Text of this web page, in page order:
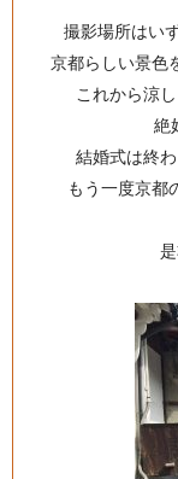
撮影場所はい
京都らしい景色
これから涼
絶
結婚式は終
もう一度京都